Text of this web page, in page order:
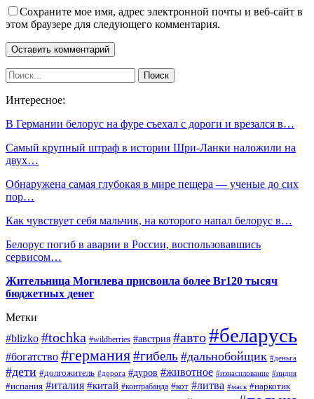
Сохраните мое имя, адрес электронной почты и веб-сайт в
этом браузере для следующего комментария.
Интересное:
В Германии белорус на фуре съехал с дороги и врезался в…
Самый крупный штраф в истории Шри-Ланки наложили на
двух…
Обнаружена самая глубокая в мире пещера — ученые до сих
пор…
Как чувствует себя мальчик, на которого напал белорус в…
Белорус погиб в аварии в России, воспользовавшись
сервисом…
Жительница Могилева присвоила более Br120 тысяч
бюджетных денег
Метки
#blizko #tochka #wildberries #австрия #авто#беларусь
#богатство #германия#гибель #дальнобойщик #деньга
#дети #долгожитель #дорога #дуров #животное #изнасилование #индия
#испания #италия #китай #контрабанда #кот #литва #маск #наркотик